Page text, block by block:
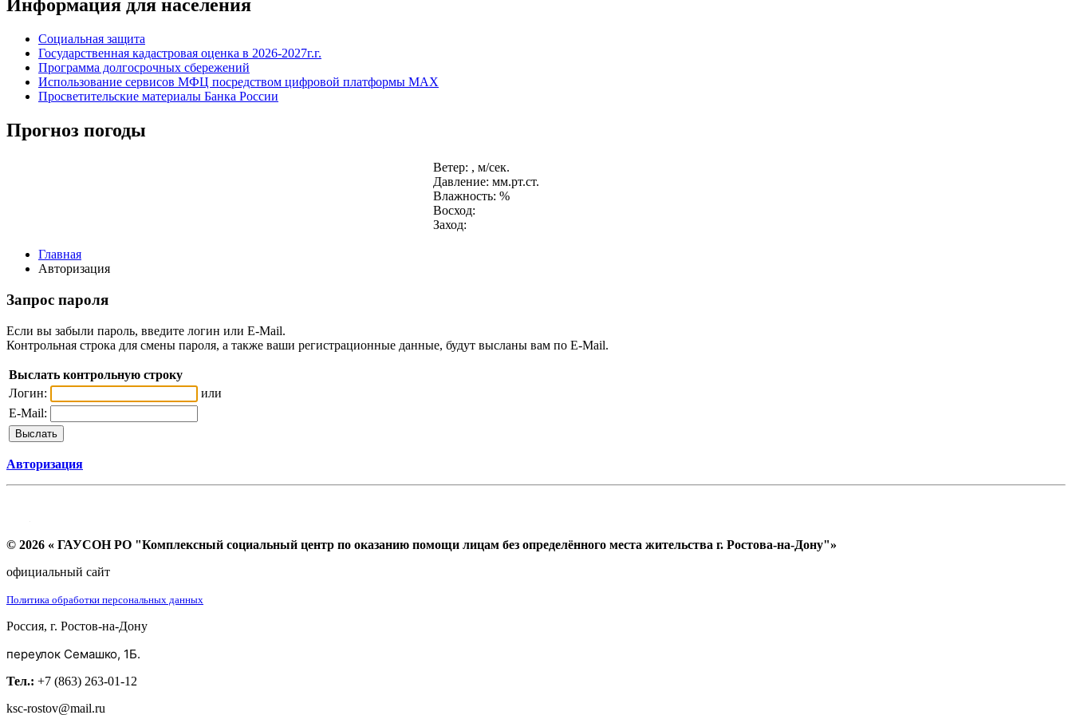
Информация для населения
Социальная защита
Государственная кадастровая оценка в 2026-2027г.г.
Программа долгосрочных сбережений
Использование сервисов МФЦ посредством цифровой платформы MAX
Просветительские материалы Банка России
Прогноз погоды
Ветер: , м/сек.
Давление: мм.рт.ст.
Влажность: %
Восход:
Заход:
Главная
Авторизация
Запрос пароля
Если вы забыли пароль, введите логин или E-Mail.
Контрольная строка для смены пароля, а также ваши регистрационные данные, будут высланы вам по E-Mail.
Выслать контрольную строку
Логин:
или
E-Mail:
Авторизация
© 2026 « ГАУСОН РО "Комплексный социальный центр по оказанию помощи лицам без определённого места жительства г. Ростова-на-Дону"»
официальный сайт
Политика обработки персональных данных
Россия, г. Ростов-на-Дону
переулок Семашко, 1Б.
Тел.: +7 (863) 263-01-12
ksc-rostov@mail.ru